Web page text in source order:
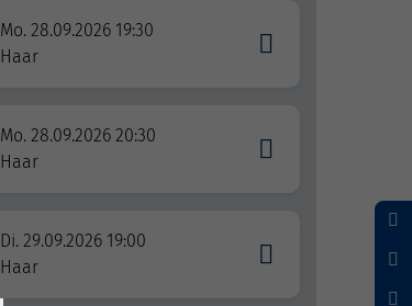
Mo. 28.09.2026 19:30
Haar
Mo. 28.09.2026 20:30
Haar
Di. 29.09.2026 19:00
Haar